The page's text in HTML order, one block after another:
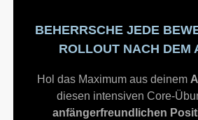
BEHERRSCHE JEDE
ROLLOUT NACH DEM
Hol das Maximum aus deinem
diesen intensiven Core-
anfängerfreundlichen